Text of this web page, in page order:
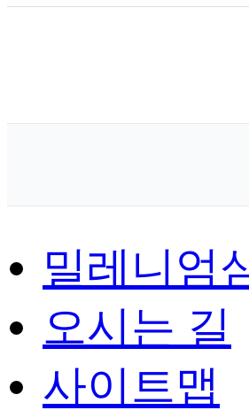
밀레니엄
오시는 길
사이트맵